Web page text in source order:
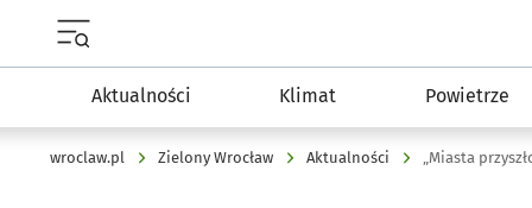
Aktualności Klimat Powietrze
wroclaw.pl Zielony Wrocław Aktualności